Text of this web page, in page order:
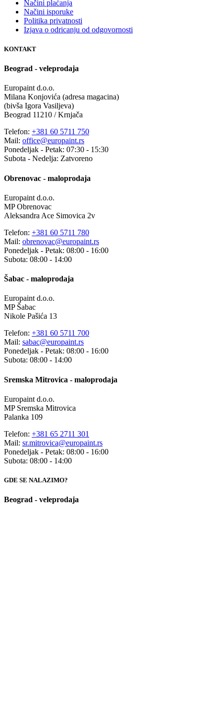
Načini plaćanja
Načini isporuke
Politika privatnosti
Izjava o odricanju od odgovornosti
KONTAKT
Beograd - veleprodaja
Europaint d.o.o.
Milana Konjovića (adresa magacina)
(bivša Igora Vasiljeva)
Beograd 11210 / Krnjača
Telefon: +381 60 5711 750
Mail: office@europaint.rs
Ponedeljak - Petak: 07:30 - 15:30
Subota - Nedelja: Zatvoreno
Obrenovac - maloprodaja
Europaint d.o.o.
MP Obrenovac
Aleksandra Ace Simovica 2v
Telefon: +381 60 5711 780
Mail: obrenovac@europaint.rs
Ponedeljak - Petak: 08:00 - 16:00
Subota: 08:00 - 14:00
Šabac - maloprodaja
Europaint d.o.o.
MP Šabac
Nikole Pašića 13
Telefon: +381 60 5711 700
Mail: sabac@europaint.rs
Ponedeljak - Petak: 08:00 - 16:00
Subota: 08:00 - 14:00
Sremska Mitrovica - maloprodaja
Europaint d.o.o.
MP Sremska Mitrovica
Palanka 109
Telefon: +381 65 2711 301
Mail: sr.mitrovica@europaint.rs
Ponedeljak - Petak: 08:00 - 16:00
Subota: 08:00 - 14:00
GDE SE NALAZIMO?
Beograd - veleprodaja